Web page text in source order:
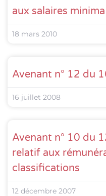
aux salaires minima
18 mars 2010
Avenant n° 12 du
16 juillet 2008
Avenant n° 10 du
relatif aux
classifications
12 décembre 2007